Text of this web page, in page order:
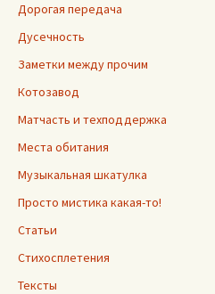
Дорогая передача
Дусечность
Заметки между прочим
Котозавод
Матчасть и техподдержка
Места обитания
Музыкальная шкатулка
Просто мистика какая-то!
Статьи
Стихосплетения
Тексты